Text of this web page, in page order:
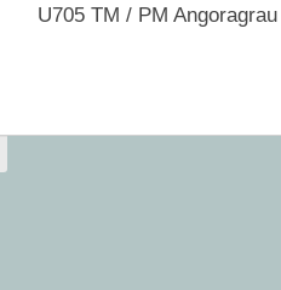
U705 TM / PM